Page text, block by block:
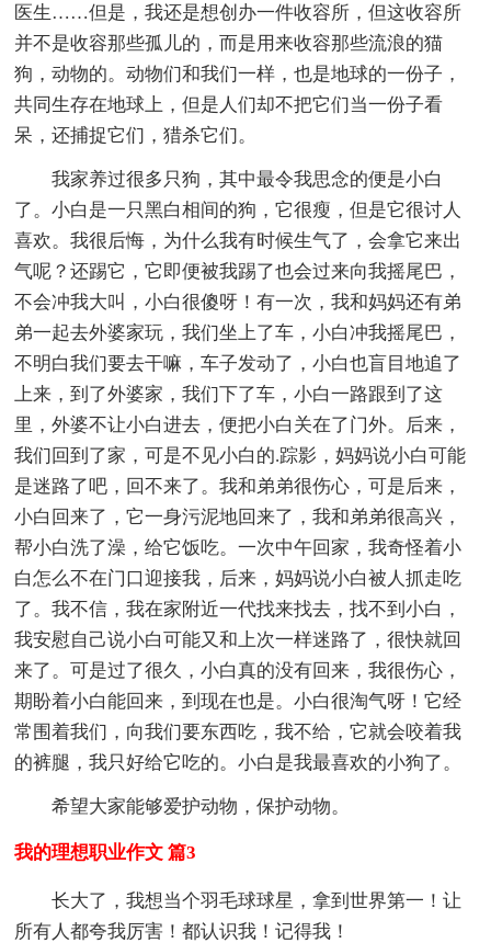
医生……但是，我还是想创办一件收容所，但这收容所
并不是收容那些孤儿的，而是用来收容那些流浪的猫
狗，动物的。动物们和我们一样，也是地球的一份子，
共同生存在地球上，但是人们却不把它们当一份子看
呆，还捕捉它们，猎杀它们。
我家养过很多只狗，其中最令我思念的便是小白
了。小白是一只黑白相间的狗，它很瘦，但是它很讨人
喜欢。我很后悔，为什么我有时候生气了，会拿它来出
气呢？还踢它，它即便被我踢了也会过来向我摇尾巴，
不会冲我大叫，小白很傻呀！有一次，我和妈妈还有弟
弟一起去外婆家玩，我们坐上了车，小白冲我摇尾巴，
不明白我们要去干嘛，车子发动了，小白也盲目地追了
上来，到了外婆家，我们下了车，小白一路跟到了这
里，外婆不让小白进去，便把小白关在了门外。后来，
我们回到了家，可是不见小白的.踪影，妈妈说小白可能
是迷路了吧，回不来了。我和弟弟很伤心，可是后来，
小白回来了，它一身污泥地回来了，我和弟弟很高兴，
帮小白洗了澡，给它饭吃。一次中午回家，我奇怪着小
白怎么不在门口迎接我，后来，妈妈说小白被人抓走吃
了。我不信，我在家附近一代找来找去，找不到小白，
我安慰自己说小白可能又和上次一样迷路了，很快就回
来了。可是过了很久，小白真的没有回来，我很伤心，
期盼着小白能回来，到现在也是。小白很淘气呀！它经
常围着我们，向我们要东西吃，我不给，它就会咬着我
的裤腿，我只好给它吃的。小白是我最喜欢的小狗了。
希望大家能够爱护动物，保护动物。
我的理想职业作文 篇3
长大了，我想当个羽毛球球星，拿到世界第一！让
所有人都夸我厉害！都认识我！记得我！